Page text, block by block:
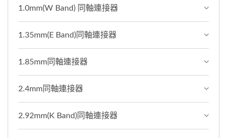
1.0mm(W Band) 同軸連接器
1.35mm(E Band)同軸連接器
1.85mm同軸連接器
2.4mm同軸連接器
2.92mm(K Band)同軸連接器